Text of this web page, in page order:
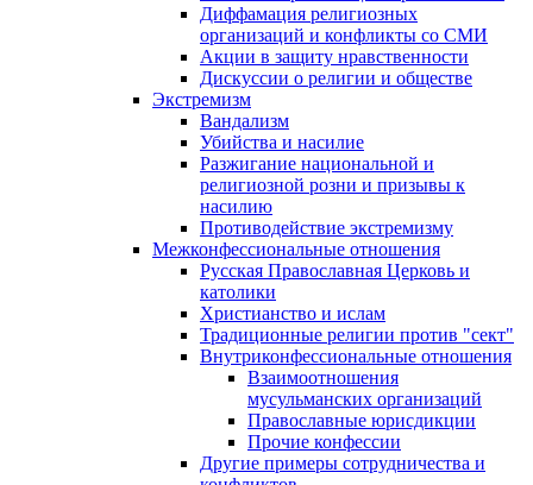
Диффамация религиозных
организаций и конфликты со СМИ
Акции в защиту нравственности
Дискуссии о религии и обществе
Экстремизм
Вандализм
Убийства и насилие
Разжигание национальной и
религиозной розни и призывы к
насилию
Противодействие экстремизму
Межконфессиональные отношения
Русская Православная Церковь и
католики
Христианство и ислам
Традиционные религии против "сект"
Внутриконфессиональные отношения
Взаимоотношения
мусульманских организаций
Православные юрисдикции
Прочие конфессии
Другие примеры сотрудничества и